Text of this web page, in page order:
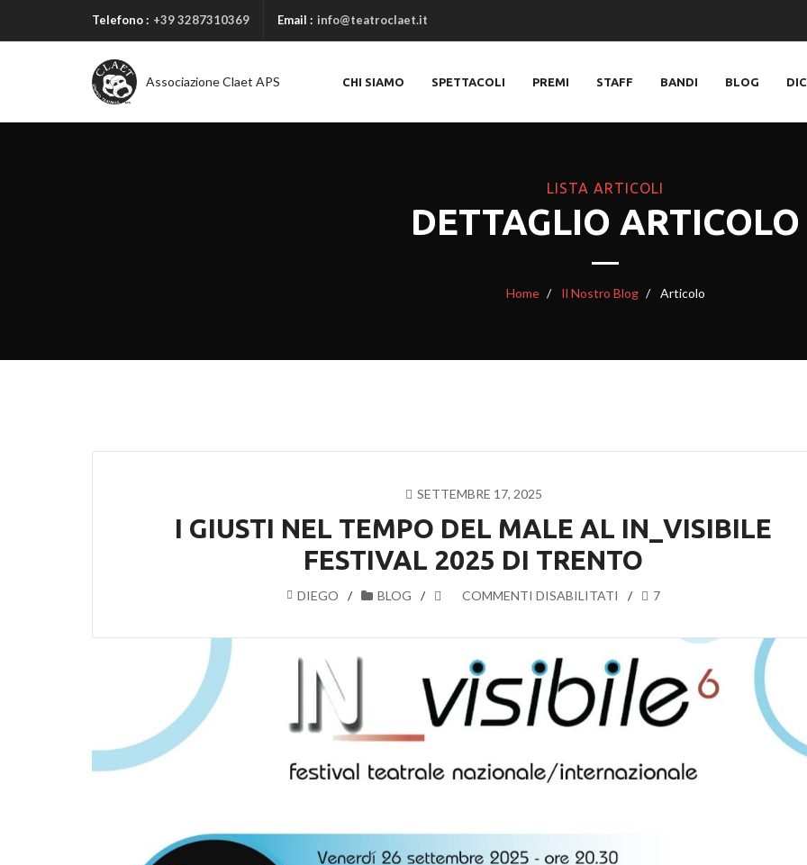
Telefono : +39 3287310369 Email : info@teatroclaet.it
Associazione Claet APS CHI SIAMO SPETTACOLI PREMI STAFF BANDI BLOG
LISTA ARTICOLI
DETTAGLIO ARTICOLO
Home Il Nostro Blog Articolo
SETTEMBRE 17, 2025
I GIUSTI NEL TEMPO DEL MALE AL IN_VISIBILE
FESTIVAL 2025 DI TRENTO
DIEGO BLOG COMMENTI DISABILITATI
SU
GIUSTI
NEL
TEMPO
DEL
MALE
IN_VISIBILE
FESTIVAL
7